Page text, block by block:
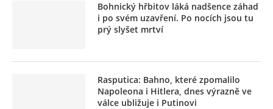
Bohnický hřbitov láká nadšence záhad
i po svém uzavření. Po nocích jsou tu
prý slyšet mrtví
Rasputica: Bahno, které zpomalilo
Napoleona i Hitlera, dnes výrazně ve
válce ubližuje i Putinovi